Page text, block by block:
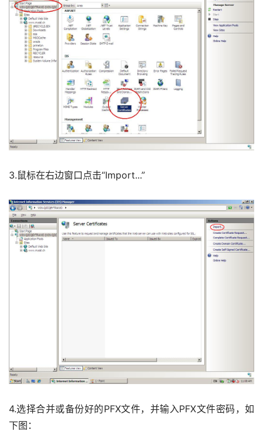
3.鼠标在右边窗口点击“Import...”
4.选择合并或备份好的PFX文件，并输入PFX文件密码，如
下图：